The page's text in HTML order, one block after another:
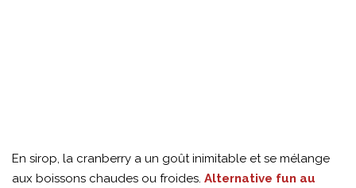
En sirop, la cranberry a un goût inimitable et se mélange
aux boissons chaudes ou froides. Alternative fun au